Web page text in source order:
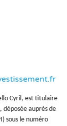
Cyril, est titulaire
déposée auprès de
sous le numéro